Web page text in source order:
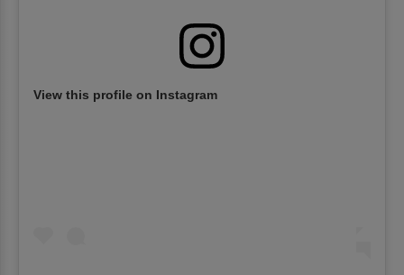
View this profile on Instagram